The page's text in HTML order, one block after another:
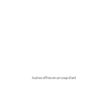
Autres offres en un coup d'œil